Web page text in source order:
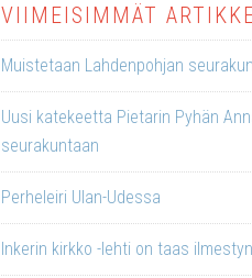
VIIMEISIMMÄT
Muistetaan Lahdenpohjan
Uusi katekeetta Pietarin Pyhän
seurakuntaan
Perheleiri Ulan-Udessa
Inkerin kirkko -lehti on taas